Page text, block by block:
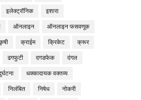
इलेक्ट्रॉनिक
इशारा
ऑनलाइन
ऑनलाइन फसवणूक
क्राईम क्रिकेट
क्रूर
ढगफुटी दगडफेक
दंगल
धक्कादायक वक्तव्य
निलंबित निषेध
नोकरी